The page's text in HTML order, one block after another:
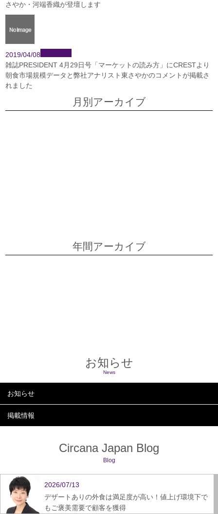
さやか・河端香織が登壇します
2019/04/08
雑誌PRESIDENT 4月29日号「マーケットの読み方」にCRESTより
朝食市場規模データと弊社アナリスト東さやかのコメントが掲載さ
れました
月別アーカイブ
年間アーカイブ
お知らせ
News
お知らせ
掲載情報
Circana Japan Blog
Blog
2026/07/13
デザートありの外食は満足度が高い！値上げ環境下で
もご褒美需要で顧客を獲得